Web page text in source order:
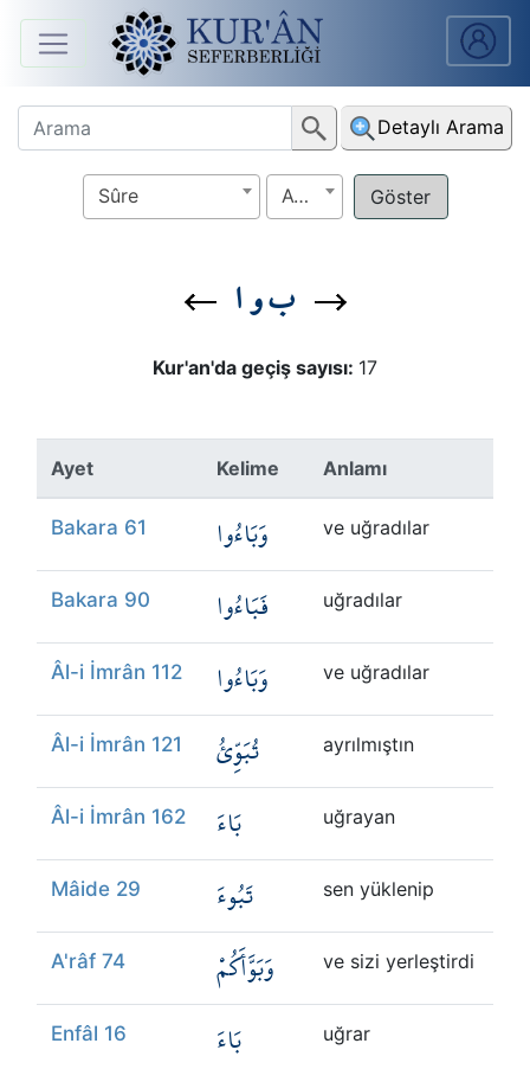
Anasayfa
Sûreler
Arapça
Kur'ân
Seferberliği
Kökler
Üyelik
Detaylı Arama
Sûre Ayet
ب و ا
Kur'an'da geçiş sayısı: 17
Ayet Kelime Anlamı
Bakara 61 وَبَاءُوا ve uğradılar
Bakara 90 فَبَاءُوا uğradılar
Âl-i İmrân 112 وَبَاءُوا ve uğradılar
Âl-i İmrân 121 تُبَوِّئُ ayrılmıştın
Âl-i İmrân 162 بَاءَ uğrayan
Mâide 29 تَبُوءَ sen yüklenip
A'râf 74 وَبَوَّأَكُمْ ve sizi yerleştirdi
Enfâl 16 بَاءَ uğrar